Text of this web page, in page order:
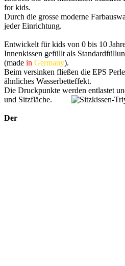
for kids.
Durch die grosse moderne
jeder Einrichtung.
Entwickelt für kids von 0 bis 10
Innenkissen gefüllt als
(made in Germany).
Beim versinken fließen die EPS
ähnliches Wasserbetteffekt.
Die Druckpunkte werden entlastet
und Sitzfläche.
Der